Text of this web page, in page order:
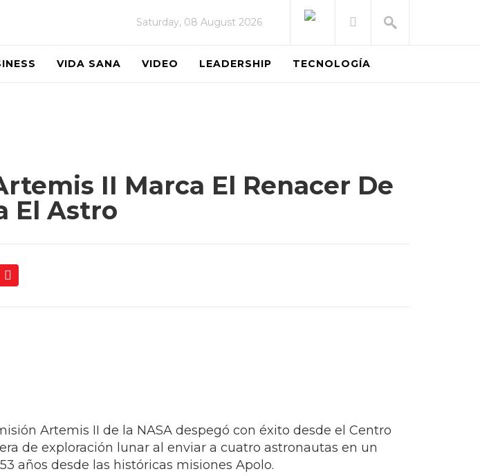
Saturday, 08 August 2026
VIDA SANA VIDEO LEADERSHIP TECNOLOGÍA
II Marca El Renacer De
El Astro
Artemis II de la NASA despegó con éxito desde el Centro
de exploración lunar al enviar a cuatro astronautas en un
años desde las históricas misiones Apolo.